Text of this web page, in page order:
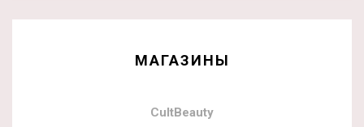
МАГАЗИНЫ
CultBeauty